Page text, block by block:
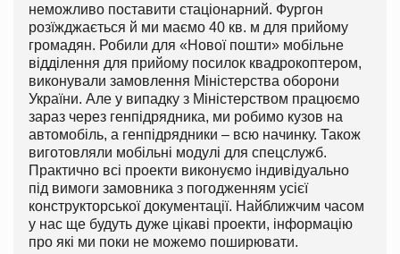
неможливо поставити стаціонарний. Фургон
розїжджається й ми маємо 40 кв. м для прийому
громадян. Робили для «Нової пошти» мобільне
відділення для прийому посилок квадрокоптером,
виконували замовлення Міністерства оборони
України. Але у випадку з Міністерством працюємо
зараз через генпідрядника, ми робимо кузов на
автомобіль, а генпідрядники – всю начинку. Також
виготовляли мобільні модулі для спецслужб.
Практично всі проекти виконуємо індивідуально
під вимоги замовника з погодженням усієї
конструкторської документації. Найближчим часом
у нас ще будуть дуже цікаві проекти, інформацію
про які ми поки не можемо поширювати.